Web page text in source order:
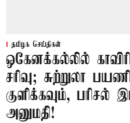
தமிழக செய்திகள்
ஒகேனக்கல்லில்
சரிவு; சுற்றுலா
குளிக்கவும், பரிசல்
அனுமதி!